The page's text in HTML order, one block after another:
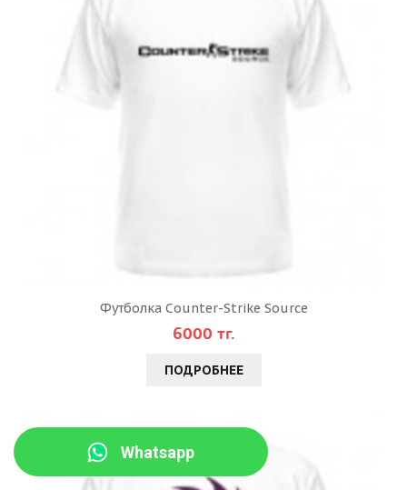
Футболка Counter-Strike Source
6000 тг.
ПОДРОБНЕЕ
Whatsapp